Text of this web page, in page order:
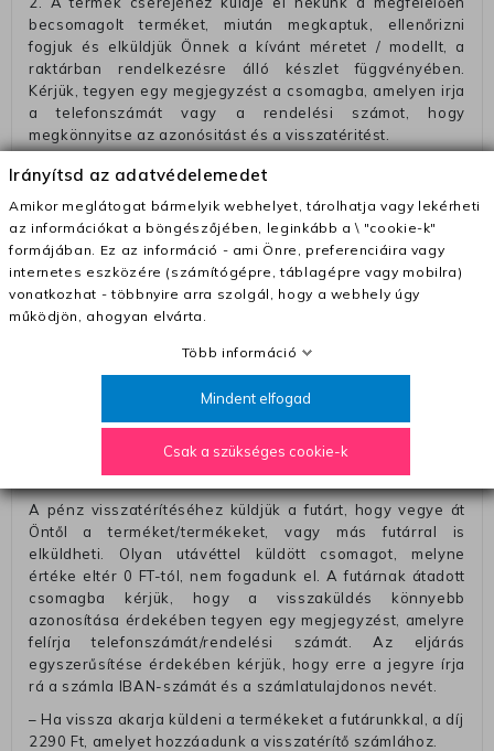
becsomagolt terméket, miután megkaptuk, ellenőrizni
fogjuk és elküldjük Önnek a kívánt méretet / modellt, a
raktárban rendelkezésre álló készlet függvényében.
Kérjük, tegyen egy megjegyzést a csomagba, amelyen irja
a telefonszámát vagy a rendelési számot, hogy
megkönnyitse az azonósitást és a visszatéritést.
Az elküldött csomagok visszautasításra kerülnek, ha
ezeket nem megfelelő módon csomagolják !!
Szállítási díjak:
– Futár - kézbesítés az ország egész területén, 2-3
munkanapon belül a megrendelés e-mailben / sms-ben
történő megerősítésétől számítva
– A kapott termék cseréjéért 3780 Ft szállítási díjat
számolunk fel (oda -vissza út)
Pénzvisszatérítés:
A pénz visszatérítéséhez küldjük a futárt, hogy vegye át
Öntől a terméket/termékeket, vagy más futárral is
elküldheti. Olyan utávéttel küldött csomagot, melyne
értéke eltér 0 FT-tól, nem fogadunk el. A futárnak átadott
csomagba kérjük, hogy a visszaküldés könnyebb
azonosítása érdekében tegyen egy megjegyzést, amelyre
felírja telefonszámát/rendelési számát. Az eljárás
egyszerűsítése érdekében kérjük, hogy erre a jegyre írja
rá a számla IBAN-számát és a számlatulajdonos nevét.
– Ha vissza akarja küldeni a termékeket a futárunkkal, a díj
2290 Ft, amelyet hozzáadunk a visszatérítő számlához.
Irányítsd az adatvédelemedet
Amikor meglátogat bármelyik webhelyet, tárolhatja vagy lekérheti
az információkat a böngészőjében, leginkább a \ "cookie-k"
formájában. Ez az információ - ami Önre, preferenciáira vagy
internetes eszközére (számítógépre, táblagépre vagy mobilra)
vonatkozhat - többnyire arra szolgál, hogy a webhely úgy
működjön, ahogyan elvárta.
Több információ
Mindent elfogad
Csak a szükséges cookie-k